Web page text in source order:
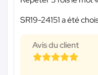
SR19-24151 a été
Avis du client